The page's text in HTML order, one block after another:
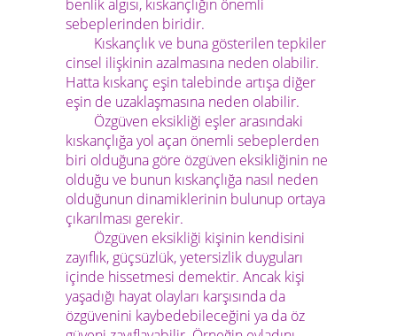
benlik algısı, kıskançlığın önemli
sebeplerinden biridir.
Kıskançlık ve buna gösterilen tepkiler
cinsel ilişkinin azalmasına neden olabilir.
Hatta kıskanç eşin talebinde artışa diğer
eşin de uzaklaşmasına neden olabilir.
Özgüven eksikliği eşler arasındaki
kıskançlığa yol açan önemli sebeplerden
biri olduğuna göre özgüven eksikliğinin ne
olduğu ve bunun kıskançlığa nasıl neden
olduğunun dinamiklerinin bulunup ortaya
çıkarılması gerekir.
Özgüven eksikliği kişinin kendisini
zayıflık, güçsüzlük, yetersizlik duyguları
içinde hissetmesi demektir. Ancak kişi
yaşadığı hayat olayları karşısında da
özgüvenini kaybedebileceğini ya da öz